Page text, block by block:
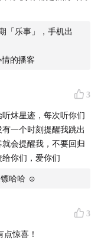
，我就想全部取
，每个人都在吆
订阅的公众号的标
一种主动选择」
「乐事」，手机出
的播客
3
炑星迹，每次听你们
一个时刻提醒我跳出
会提醒我，不要回归
你们，爱你们
镖哈哈 ☺️
3
惊喜！